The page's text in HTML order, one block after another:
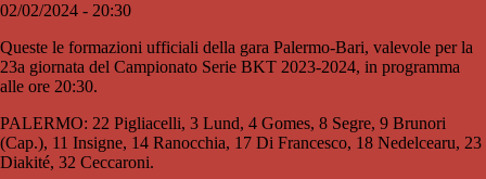
02/02/2024 - 20:30
Queste le formazioni ufficiali della gara Palermo-Bari, valevole per la
23a giornata del Campionato Serie BKT 2023-2024, in programma
alle ore 20:30.
PALERMO: 22 Pigliacelli, 3 Lund, 4 Gomes, 8 Segre, 9 Brunori
(Cap.), 11 Insigne, 14 Ranocchia, 17 Di Francesco, 18 Nedelcearu, 23
Diakité, 32 Ceccaroni.